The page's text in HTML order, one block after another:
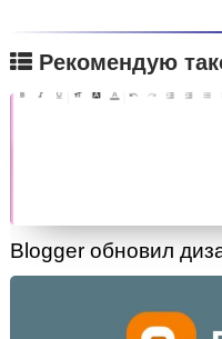
Рекомендую
Blogger обновил